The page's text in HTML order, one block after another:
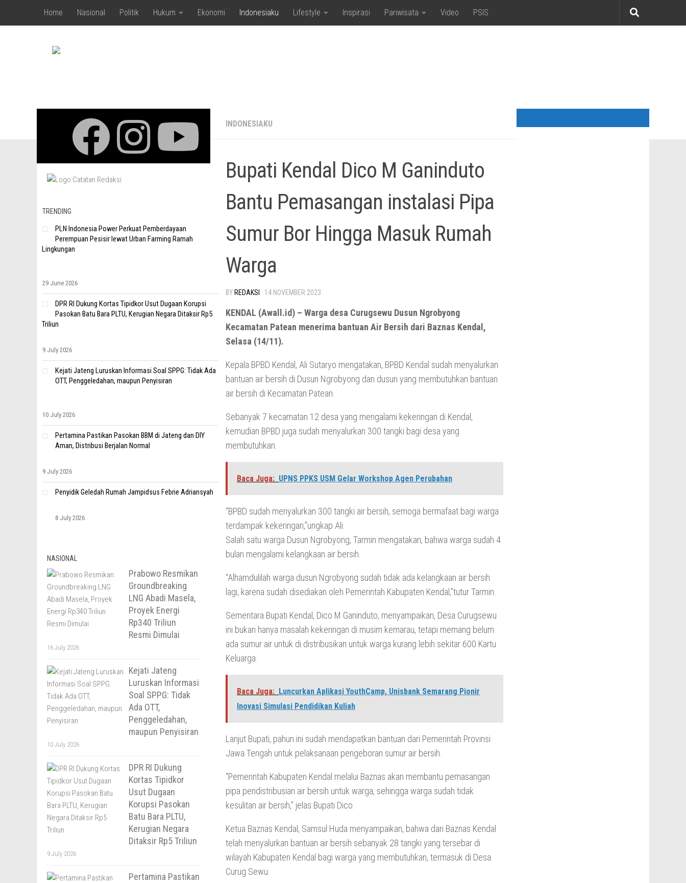
Skip to content
Home Nasional Politik Hukum Ekonomi Indonesiaku Lifestyle Inspirasi Pariwisata Video PSIS
INDONESIAKU
Bupati Kendal Dico M Ganinduto
Bantu Pemasangan instalasi Pipa
Sumur Bor Hingga Masuk Rumah
Warga
BY REDAKSI · 14 NOVEMBER 2023
KENDAL (Awall.id) – Warga desa Curugsewu Dusun Ngrobyong
Kecamatan Patean menerima bantuan Air Bersih dari Baznas Kendal,
Selasa (14/11).
Kepala BPBD Kendal, Ali Sutaryo mengatakan, BPBD Kendal sudah menyalurkan
bantuan air bersih di Dusun Ngrobyong dan dusun yang membutuhkan bantuan
air bersih di Kecamatan Patean.
Sebanyak 7 kecamatan 12 desa yang mengalami kekeringan di Kendal,
kemudian BPBD juga sudah menyalurkan 300 tangki bagi desa yang
membutuhkan.
Baca Juga: UPNS PPKS USM Gelar Workshop Agen Perubahan
“BPBD sudah menyalurkan 300 tangki air bersih, semoga bermafaat bagi warga
terdampak kekeringan,”ungkap Ali.
Salah satu warga Dusun Ngrobyong, Tarmin mengatakan, bahwa warga sudah 4
bulan mengalami kelangkaan air bersih.
“Alhamdulilah warga dusun Ngrobyong sudah tidak ada kelangkaan air bersih
lagi, karena sudah disediakan oleh Pemerintah Kabupaten Kendal,”tutur Tarmin.
Sementara Bupati Kendal, Dico M Ganinduto, menyampaikan, Desa Curugsewu
ini bukan hanya masalah kekeringan di musim kemarau, tetapi memang belum
ada sumur air untuk di distribusikan untuk warga kurang lebih sekitar 600 Kartu
Keluarga.
Baca Juga: Luncurkan Aplikasi YouthCamp, Unisbank Semarang Pionir
Inovasi Simulasi Pendidikan Kuliah
Lanjut Bupati, pahun ini sudah mendapatkan bantuan dari Pemerintah Provinsi
Jawa Tengah untuk pelaksanaan pengeboran sumur air bersih.
“Pemerintah Kabupaten Kendal melalui Baznas akan membantu pemasangan
pipa pendistribusian air bersih untuk warga, sehingga warga sudah tidak
kesulitan air bersih,” jelas Bupati Dico.
Ketua Baznas Kendal, Samsul Huda menyampaikan, bahwa dari Baznas Kendal
telah menyalurkan bantuan air bersih sebanyak 28 tangki yang tersebar di
wilayah Kabupaten Kendal bagi warga yang membutuhkan, termasuk di Desa
Curug Sewu.
TRENDING
PLN Indonesia Power Perkuat Pemberdayaan
Perempuan Pesisir lewat Urban Farming Ramah
Lingkungan
29 June 2026
DPR RI Dukung Kortas Tipidkor Usut Dugaan Korupsi
Pasokan Batu Bara PLTU, Kerugian Negara Ditaksir Rp5
Triliun
9 July 2026
Kejati Jateng Luruskan Informasi Soal SPPG: Tidak Ada
OTT, Penggeledahan, maupun Penyisiran
10 July 2026
Pertamina Pastikan Pasokan BBM di Jateng dan DIY
Aman, Distribusi Berjalan Normal
9 July 2026
Penyidik Geledah Rumah Jampidsus Febrie Adriansyah
8 July 2026
NASIONAL
Prabowo Resmikan
Groundbreaking
LNG Abadi Masela,
Proyek Energi
Rp340 Triliun
Resmi Dimulai
16 July 2026
Kejati Jateng
Luruskan Informasi
Soal SPPG: Tidak
Ada OTT,
Penggeledahan,
maupun Penyisiran
10 July 2026
DPR RI Dukung
Kortas Tipidkor
Usut Dugaan
Korupsi Pasokan
Batu Bara PLTU,
Kerugian Negara
Ditaksir Rp5 Triliun
9 July 2026
Pertamina Pastikan